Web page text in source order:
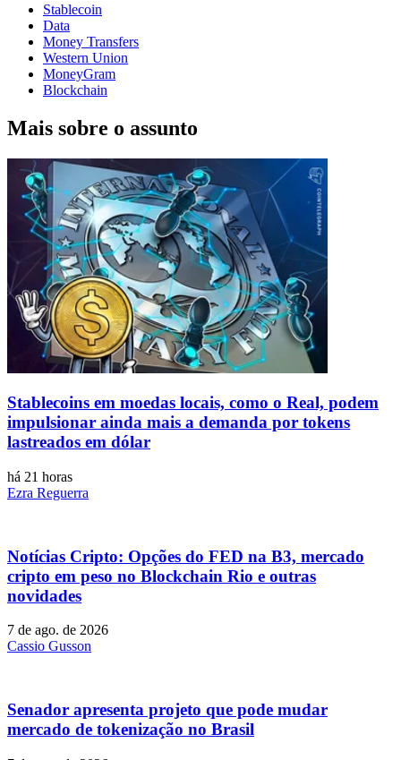
Stablecoin
Data
Money Transfers
Western Union
MoneyGram
Blockchain
Mais sobre o assunto
Stablecoins ​​em moedas locais, como o Real, podem
impulsionar ainda mais a demanda por tokens
lastreados em dólar
há 21 horas
Ezra Reguerra
Notícias Cripto: Opções do FED na B3, mercado
cripto em peso no Blockchain Rio e outras
novidades
7 de ago. de 2026
Cassio Gusson
Senador apresenta projeto que pode mudar
mercado de tokenização no Brasil